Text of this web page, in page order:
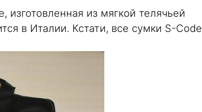
изготовленная из мягкой телячьей
в Италии. Кстати, все сумки S-Code